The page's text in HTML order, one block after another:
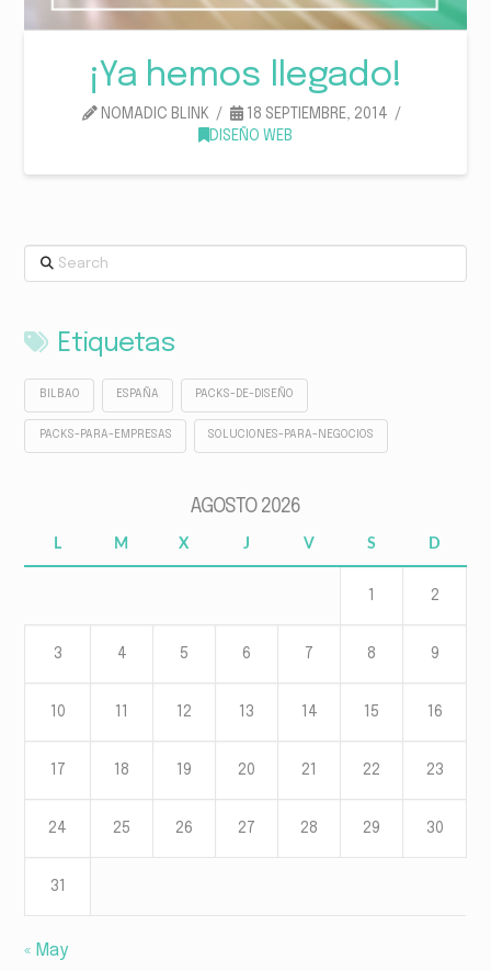
¡Ya hemos llegado!
NOMADIC BLINK
18 SEPTIEMBRE, 2014
DISEÑO WEB
Search
Etiquetas
BILBAO ESPAÑA PACKS-DE-DISEÑO
PACKS-PARA-EMPRESAS SOLUCIONES-PARA-NEGOCIOS
AGOSTO 2026
L M X J V S D
1 2
3 4 5 6 7 8 9
10 11 12 13 14 15 16
17 18 19 20 21 22 23
24 25 26 27 28 29 30
31
« May